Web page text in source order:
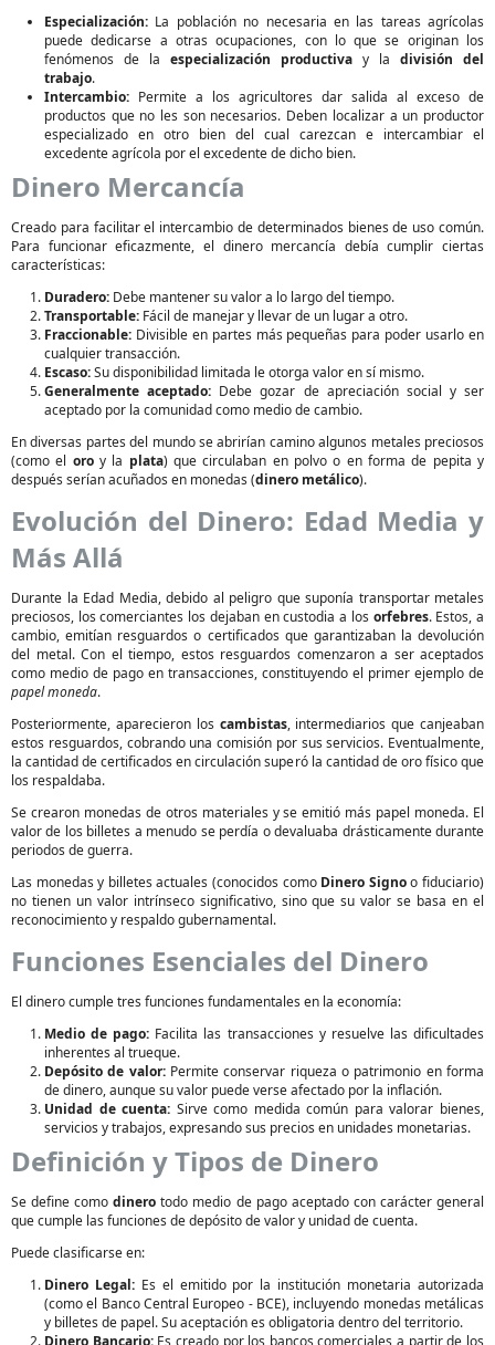
Especialización: La población no necesaria en las tareas agrícolas
puede dedicarse a otras ocupaciones, con lo que se originan los
fenómenos de la especialización productiva y la división del
trabajo.
Intercambio: Permite a los agricultores dar salida al exceso de
productos que no les son necesarios. Deben localizar a un productor
especializado en otro bien del cual carezcan e intercambiar el
excedente agrícola por el excedente de dicho bien.
Dinero Mercancía
Creado para facilitar el intercambio de determinados bienes de uso común.
Para funcionar eficazmente, el dinero mercancía debía cumplir ciertas
características:
Duradero: Debe mantener su valor a lo largo del tiempo.
Transportable: Fácil de manejar y llevar de un lugar a otro.
Fraccionable: Divisible en partes más pequeñas para poder usarlo en
cualquier transacción.
Escaso:Su disponibilidad limitada le otorga valor en sí mismo.
Generalmente aceptado: Debe gozar de apreciación social y ser
aceptado por la comunidad como medio de cambio.
En diversas partes del mundo se abrirían camino algunos metales preciosos
(como el oroy la plata) que circulaban en polvo o en forma de pepita y
después serían acuñados en monedas (dinero metálico).
Evolución del Dinero: Edad Media y
Más Allá
Durante la Edad Media, debido al peligro que suponía transportar metales
preciosos, los comerciantes los dejaban en custodia a los orfebres. Estos, a
cambio, emitían resguardos o certificados que garantizaban la devolución
del metal. Con el tiempo, estos resguardos comenzaron a ser aceptados
como medio de pago en transacciones, constituyendo el primer ejemplo de
papel moneda.
Posteriormente, aparecieron los cambistas, intermediarios que canjeaban
estos resguardos, cobrando una comisión por sus servicios. Eventualmente,
la cantidad de certificados en circulación superó la cantidad de oro físico que
los respaldaba.
Se crearon monedas de otros materiales y se emitió más papel moneda. El
valor de los billetes a menudo se perdía o devaluaba drásticamente durante
periodos de guerra.
Las monedas y billetes actuales (conocidos como Dinero Signoo fiduciario)
no tienen un valor intrínseco significativo, sino que su valor se basa en el
reconocimiento y respaldo gubernamental.
Funciones Esenciales del Dinero
El dinero cumple tres funciones fundamentales en la economía:
Medio de pago: Facilita las transacciones y resuelve las dificultades
inherentes al trueque.
Depósito de valor:Permite conservar riqueza o patrimonio en forma
de dinero, aunque su valor puede verse afectado por la inflación.
Unidad de cuenta: Sirve como medida común para valorar bienes,
servicios y trabajos, expresando sus precios en unidades monetarias.
Definición y Tipos de Dinero
Se define comodinero todo medio de pago aceptado con carácter general
que cumple las funciones de depósito de valor y unidad de cuenta.
Puede clasificarse en:
Dinero Legal:Es el emitido por la institución monetaria autorizada
(como el Banco Central Europeo - BCE), incluyendo monedas metálicas
y billetes de papel. Su aceptación es obligatoria dentro del territorio.
Dinero Bancario:Es creado por los bancos comerciales a partir de los